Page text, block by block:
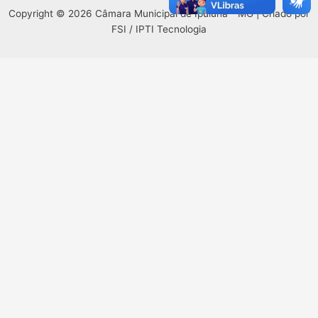
Copyright © 2026 Câmara Municipal de Ipuiúna - MG | Criado por
FSI / IPTI Tecnologia